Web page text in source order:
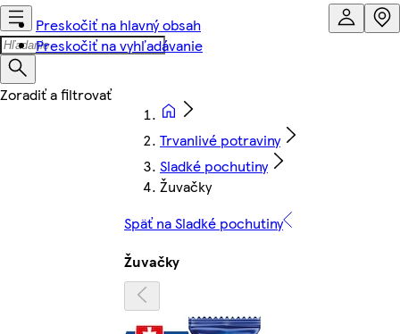
Preskočiť na hlavný obsah
Preskočiť na vyhľadávanie
Trvanlivé potraviny
Sladké pochutiny
Žuvačky
Späť na Sladké pochutiny
Žuvačky